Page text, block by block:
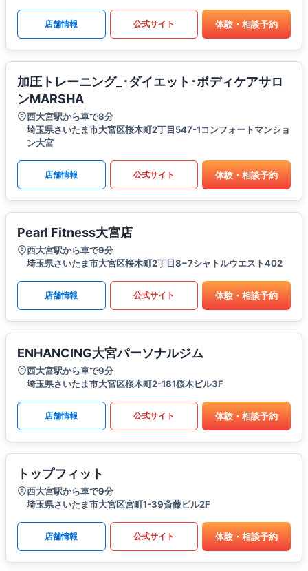
店舗情報 公式サイト 体験・相談予約
加圧トレーニング_･ダイエット･ボディケアサロ
ンMARSHA
西大宮駅から車で8分
埼玉県さいたま市大宮区桜木町2丁目547-1コンフォートマンショ
ン大宮
店舗情報 公式サイト 体験・相談予約
Pearl Fitness大宮店
西大宮駅から車で9分
埼玉県さいたま市大宮区桜木町2丁目8−7シャトルウエスト402
店舗情報 公式サイト 体験・相談予約
ENHANCING大宮パーソナルジム
西大宮駅から車で9分
埼玉県さいたま市大宮区桜木町2-181桜木ビル3F
店舗情報 公式サイト 体験・相談予約
トップフィット
西大宮駅から車で9分
埼玉県さいたま市大宮区宮町1-39斎藤ビル2F
店舗情報 公式サイト 体験・相談予約